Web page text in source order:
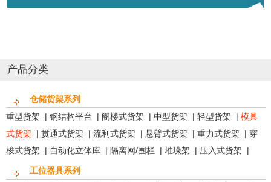
产品分类
仓储货架系列
重型货架 | 钢结构平台 | 阁楼式货架 | 中型货架 | 轻型货架 | 模具
式货架 | 贯通式货架 | 流利式货架 | 悬臂式货架 | 重力式货架 | 穿
梭式货架 | 自动化立体库 | 隔离网/围栏 | 堆垛架 | 压入式货架 |
工位器具系列